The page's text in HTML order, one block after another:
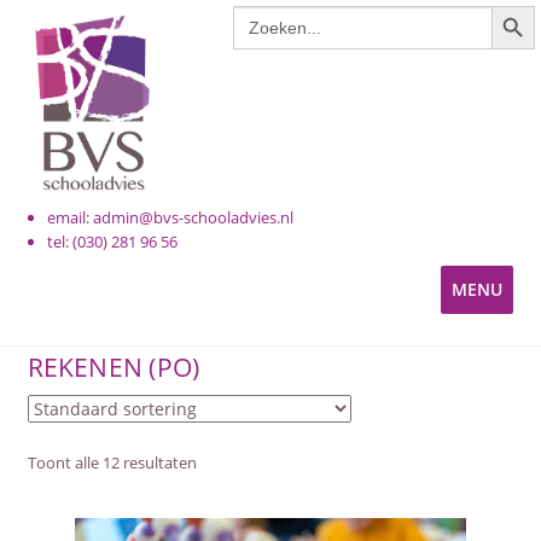
Zoek
naar:
Ga
door
naar
navigatie
Ga
naar
de
inhoud
email: admin@bvs-schooladvies.nl
tel: (030) 281 96 56
MENU
PRIMAIR ONDERWIJS
REKENEN (PO)
Toont alle 12 resultaten